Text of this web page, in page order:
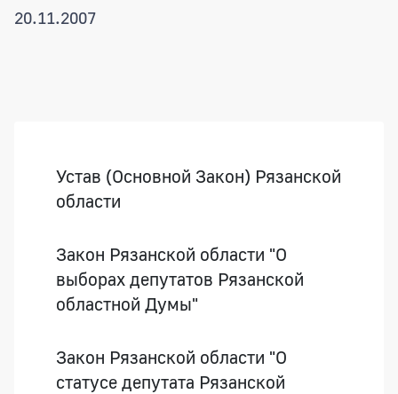
20.11.2007
Устав (Основной Закон) Рязанской
области
Закон Рязанской области "О
выборах депутатов Рязанской
областной Думы"
Закон Рязанской области "О
статусе депутата Рязанской